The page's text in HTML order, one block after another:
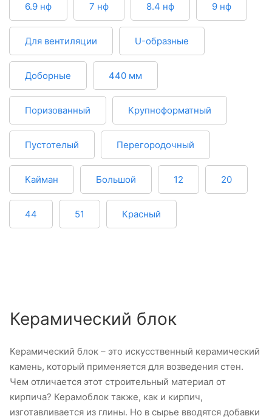
6.9 нф 7 нф 8.4 нф 9 нф
Для вентиляции U-образные
Доборные 440 мм
Поризованный Крупноформатный
Пустотелый Перегородочный
Кайман Большой 12 20
44 51 Красный
Керамический блок
Керамический блок – это искусственный керамический
камень, который применяется для возведения стен.
Чем отличается этот строительный материал от
кирпича? Керамоблок также, как и кирпич,
изготавливается из глины. Но в сырье вводятся добавки